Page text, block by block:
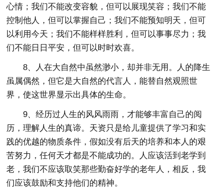
心情；我们不能改变容貌，但可以展现笑容；我们不能
控制他人，但可以掌握自己；我们不能预知明天，但可
以利用今天；我们不能样样胜利，但可以事事尽力；我
们不能日日平安，但可以时时欢喜。
8、人在大自然中虽然渺小，却并非无用。人的降生
虽属偶然，但它是大自然的代言人，能替自然观照世
界，使这世界显示出具体的生命。
9、经历过人生的风风雨雨，才能够丰富自己的阅
历，理解人生的真谛。天资只是给儿童提供了学习和实
践的优越的物质条件，假如没有后天的培养和本人的艰
苦努力，任何天才都是不能成功的。人应该活到老学到
老，我们不应该取笑那些勤奋好学的老年人，相反，我
们应该鼓励和支持他们的精神。